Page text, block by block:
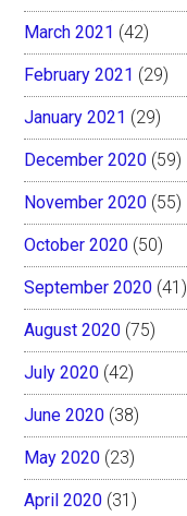
March 2021 (42)
February 2021 (29)
January 2021 (29)
December 2020 (59)
November 2020 (55)
October 2020 (50)
September 2020 (41)
August 2020 (75)
July 2020 (42)
June 2020 (38)
May 2020 (23)
April 2020 (31)